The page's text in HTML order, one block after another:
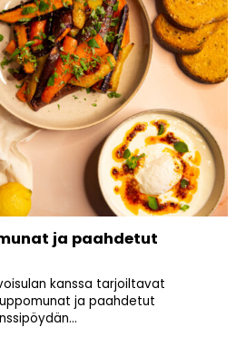
ja paahdetut
kanssa tarjoiltavat
ja paahdetut